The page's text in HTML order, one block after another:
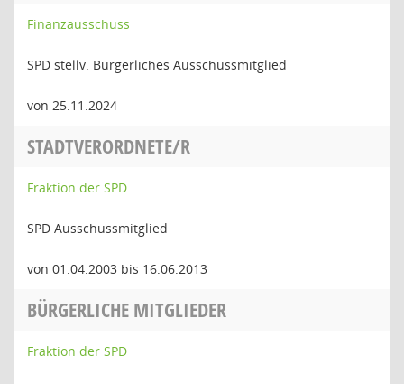
Finanzausschuss
SPD stellv. Bürgerliches Ausschussmitglied
von 25.11.2024
STADTVERORDNETE/R
Fraktion der SPD
SPD Ausschussmitglied
von 01.04.2003 bis 16.06.2013
BÜRGERLICHE MITGLIEDER
Fraktion der SPD